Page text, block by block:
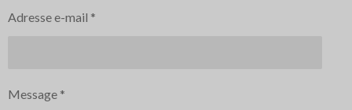
Adresse e-mail *
Message *